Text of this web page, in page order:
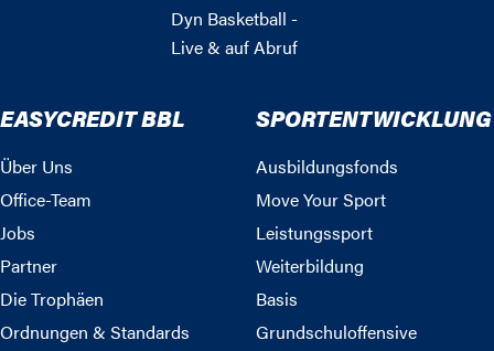
Dyn Basketball -
Live & auf Abruf
EASYCREDIT BBL
Über Uns
Office-Team
Jobs
Partner
Die Trophäen
Ordnungen & Standards
SPORTENTWICKLUNG
Ausbildungsfonds
Move Your Sport
Leistungssport
Weiterbildung
Basis
Grundschuloffensive